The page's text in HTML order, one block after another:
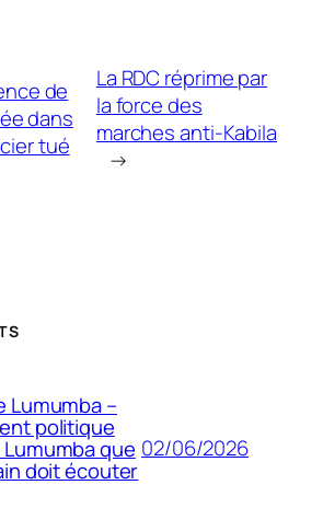
de
dans
tué
La RDC réprime par
la force des
marches anti-Kabila
→
Lumumba –
politique
que
doit écouter
02/06/2026